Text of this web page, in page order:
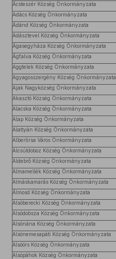
Ácsteszér Község Önkormányzata
Adács Község Önkormányzata
Ádánd Község Önkormányzata
Adásztevel Község Önkormányzata
Ágasegyháza Község Önkormányzata
Ágfalva Község Önkormányzata
Aggtelek Község Önkormányzata
Agyagosszergény Község Önkormányzata
Ajak Nagyközség Önkormányzata
Akasztó Község Önkormányzata
Alacska Község Önkormányzata
Alap Község Önkormányzata
Alattyán Község Önkormányzata
Albertirsa Város Önkormányzata
Alcsútdoboz Község Önkormányzata
Aldebrő Község Önkormányzata
Almamellék Község Önkormányzata
Almáskamarás Község Önkormányzata
Álmosd Község Önkormányzata
Alsóberecki Község Önkormányzata
Alsódobsza Község Önkormányzata
Alsónána Község Önkormányzata
Alsónemesapáti Község Önkormányzata
Alsóörs Község Önkormányzata
Alsópáhok Község Önkormányzata